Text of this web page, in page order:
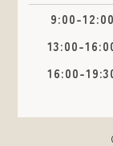
9:00-12:00
13:00-
16:00-